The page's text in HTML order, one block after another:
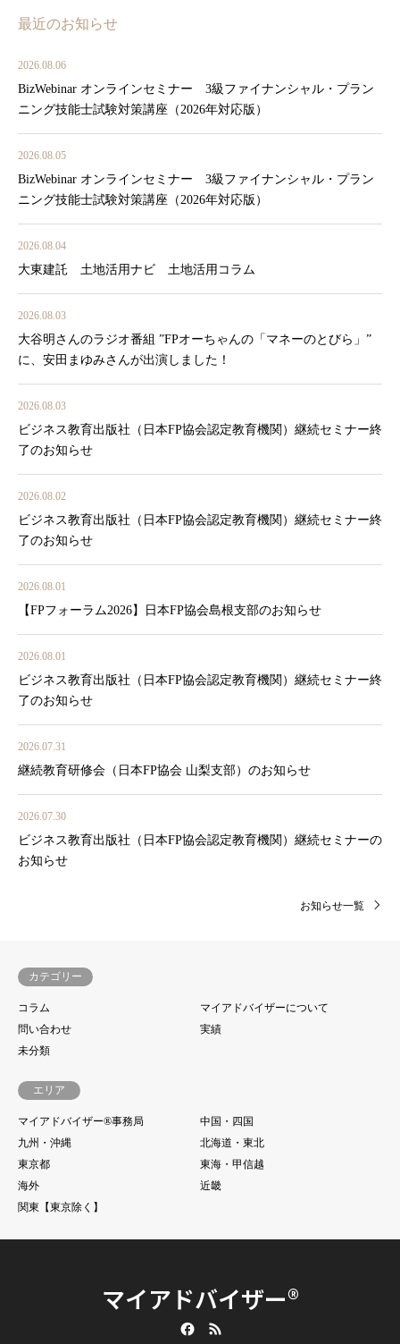
最近のお知らせ
2026.08.06
BizWebinar オンラインセミナー 3級ファイナンシャル・プラン
ニング技能士試験対策講座（2026年対応版）
2026.08.05
BizWebinar オンラインセミナー 3級ファイナンシャル・プラン
ニング技能士試験対策講座（2026年対応版）
2026.08.04
大東建託 土地活用ナビ 土地活用コラム
2026.08.03
大谷明さんのラジオ番組 ”FPオーちゃんの「マネーのとびら」”
に、安田まゆみさんが出演しました！
2026.08.03
ビジネス教育出版社（日本FP協会認定教育機関）継続セミナー終
了のお知らせ
2026.08.02
ビジネス教育出版社（日本FP協会認定教育機関）継続セミナー終
了のお知らせ
2026.08.01
【FPフォーラム2026】日本FP協会島根支部のお知らせ
2026.08.01
ビジネス教育出版社（日本FP協会認定教育機関）継続セミナー終
了のお知らせ
2026.07.31
継続教育研修会（日本FP協会 山梨支部）のお知らせ
2026.07.30
ビジネス教育出版社（日本FP協会認定教育機関）継続セミナーの
お知らせ
お知らせ一覧
カテゴリー
コラム
マイアドバイザーについて
問い合わせ
実績
未分類
エリア
マイアドバイザー®事務局
中国・四国
九州・沖縄
北海道・東北
東京都
東海・甲信越
海外
近畿
関東【東京除く】
マイアドバイザー®